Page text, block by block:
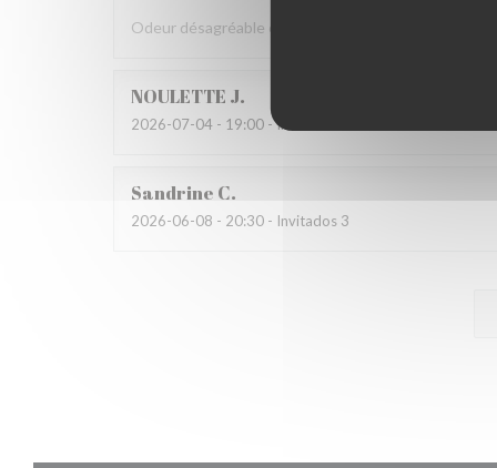
Odeur désagréable et propreté moyenne de la
NOULETTE J
2026-07-04 - 19:00 - Invitados 2
Sandrine C
2026-06-08 - 20:30 - Invitados 3